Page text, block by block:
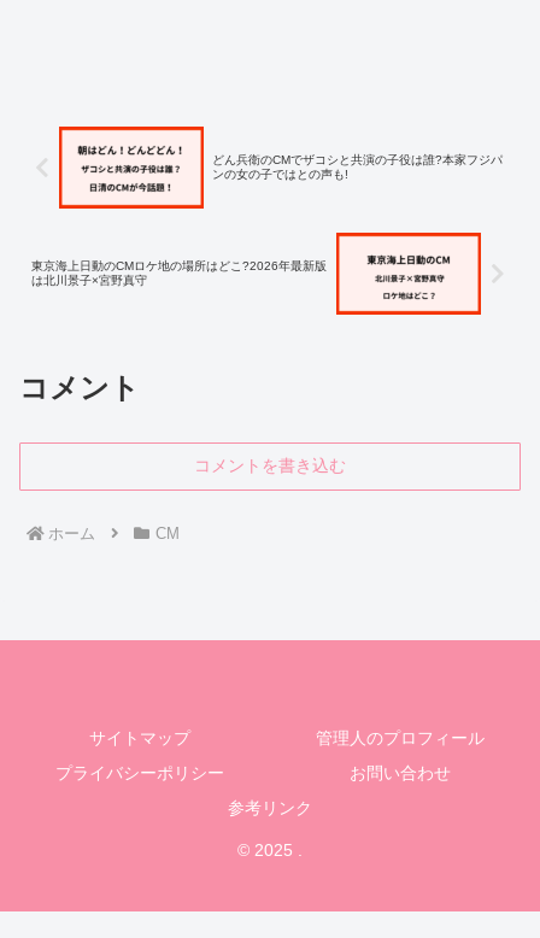
どん兵衛のCMでザコシと共演の子役は誰?本家フジパ
ンの女の子ではとの声も!
東京海上日動のCMロケ地の場所はどこ?2026年最新版
は北川景子×宮野真守
コメント
コメントを書き込む
ホーム CM
サイトマップ
管理人のプロフィール
プライバシーポリシー
お問い合わせ
参考リンク
© 2025 .